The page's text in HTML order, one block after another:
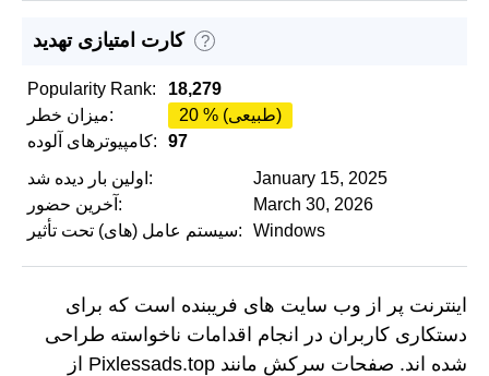
کارت امتیازی تهدید ?
Popularity Rank:
18,279
میزان خطر:
20 % (طبیعی)
کامپیوترهای آلوده:
97
اولین بار دیده شد:
January 15, 2025
آخرین حضور:
March 30, 2026
سیستم عامل (های) تحت تأثیر:
Windows
اینترنت پر از وب سایت های فریبنده است که برای
دستکاری کاربران در انجام اقدامات ناخواسته طراحی
شده اند. صفحات سرکش مانند Pixlessads.top از